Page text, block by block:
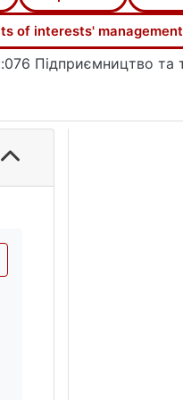
of interests' management
Підприємництво та